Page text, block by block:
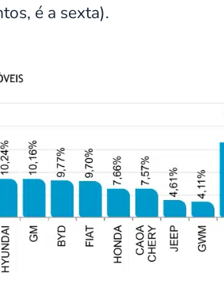
é a sexta).